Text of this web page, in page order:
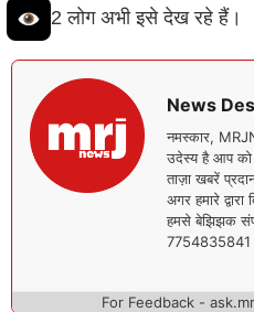
2 लोग अभी इसे देख रहे हैं।
News
नमस्कार,
उदेस्य है आप को
ताज़ा खबरें
अगर हमारे
हमसे बेझिझक
7754835841
For Feedback -